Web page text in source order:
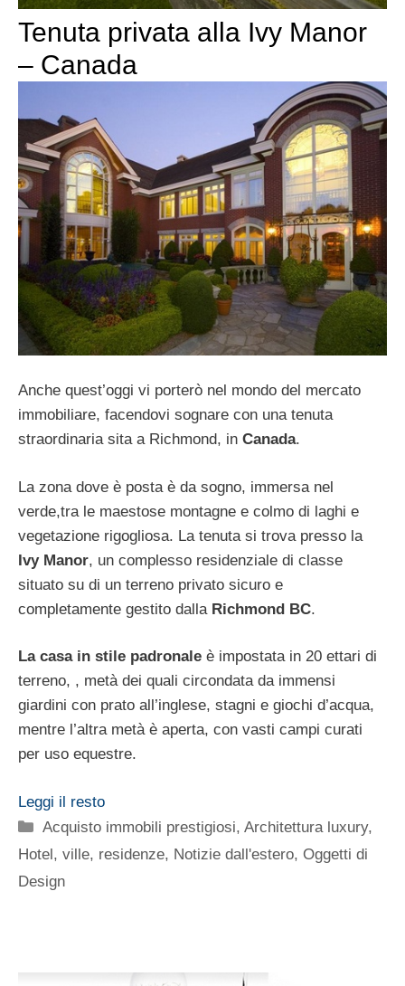
Tenuta privata alla Ivy Manor
– Canada
Anche quest’oggi vi porterò nel mondo del mercato
immobiliare, facendovi sognare con una tenuta
straordinaria sita a Richmond, in Canada.
La zona dove è posta è da sogno, immersa nel
verde,tra le maestose montagne e colmo di laghi e
vegetazione rigogliosa. La tenuta si trova presso la
Ivy Manor, un complesso residenziale di classe
situato su di un terreno privato sicuro e
completamente gestito dalla Richmond BC.
La casa in stile padronale è impostata in 20 ettari di
terreno, , metà dei quali circondata da immensi
giardini con prato all’inglese, stagni e giochi d’acqua,
mentre l’altra metà è aperta, con vasti campi curati
per uso equestre.
Leggi il resto
Categorie
Acquisto immobili prestigiosi,Architettura luxury,
Hotel, ville, residenze, Notizie dall'estero, Oggetti di
Design